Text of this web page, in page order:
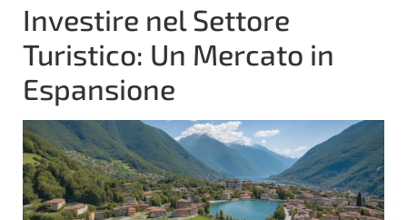
Investire nel Settore
Turistico: Un Mercato in
Espansione